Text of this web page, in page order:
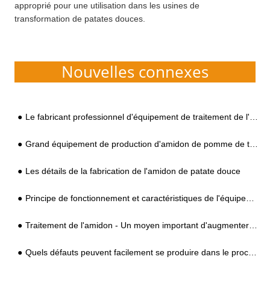
approprié pour une utilisation dans les usines de
transformation de patates douces.
Nouvelles connexes
Le fabricant professionnel d'équipement de traitement de l'amidon de manioc dans la province du Henan
Grand équipement de production d'amidon de pomme de terre
Les détails de la fabrication de l'amidon de patate douce
Principe de fonctionnement et caractéristiques de l'équipement d'extraction de protéines de sécheur flash de manioc
Traitement de l'amidon - Un moyen important d'augmenter la valeur du manioc
Quels défauts peuvent facilement se produire dans le processus de séchage de la transformation de l'amidon de patate douce ? Comment résoudre?